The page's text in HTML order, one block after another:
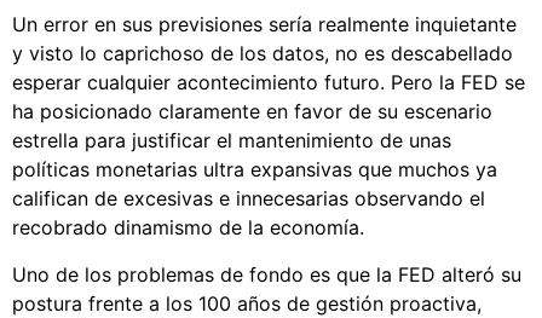
Un error en sus previsiones sería realmente inquietante
y visto lo caprichoso de los datos, no es descabellado
esperar cualquier acontecimiento futuro. Pero la FED se
ha posicionado claramente en favor de su escenario
estrella para justificar el mantenimiento de unas
políticas monetarias ultra expansivas que muchos ya
califican de excesivas e innecesarias observando el
recobrado dinamismo de la economía.
Uno de los problemas de fondo es que la FED alteró su
postura frente a los 100 años de gestión proactiva,